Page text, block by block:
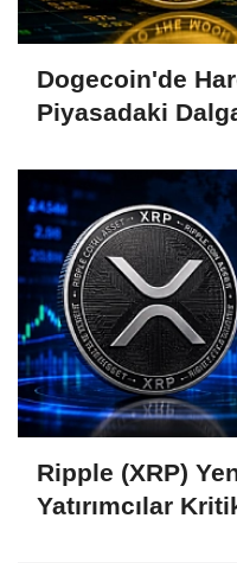
Dogecoin'de
Piyasadaki
Ripple (XRP)
Yatırımcılar